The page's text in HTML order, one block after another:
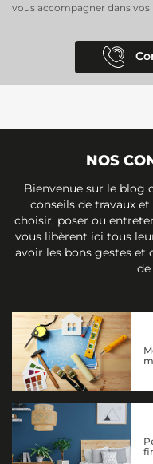
vous accompagner dans vos
NOS
Bienvenue sur le blog
conseils de travaux
choisir, poser ou
vous libèrent ici tous
avoir les bons gestes et